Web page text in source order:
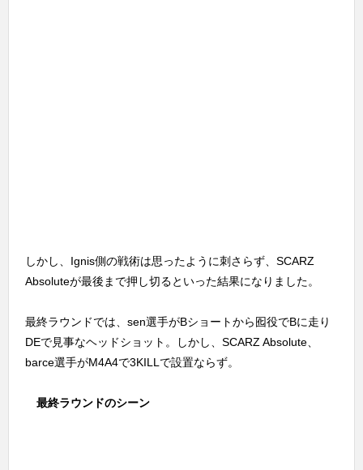
しかし、Ignis側の戦術は思ったように刺さらず、SCARZ
Absoluteが最後まで押し切るといった結果になりました。
最終ラウンドでは、sen選手がBショートから囮役でBに走り
DEで見事なヘッドショット。しかし、SCARZ Absolute、
barce選手がM4A4で3KILLで設置ならず。
最終ラウンドのシーン